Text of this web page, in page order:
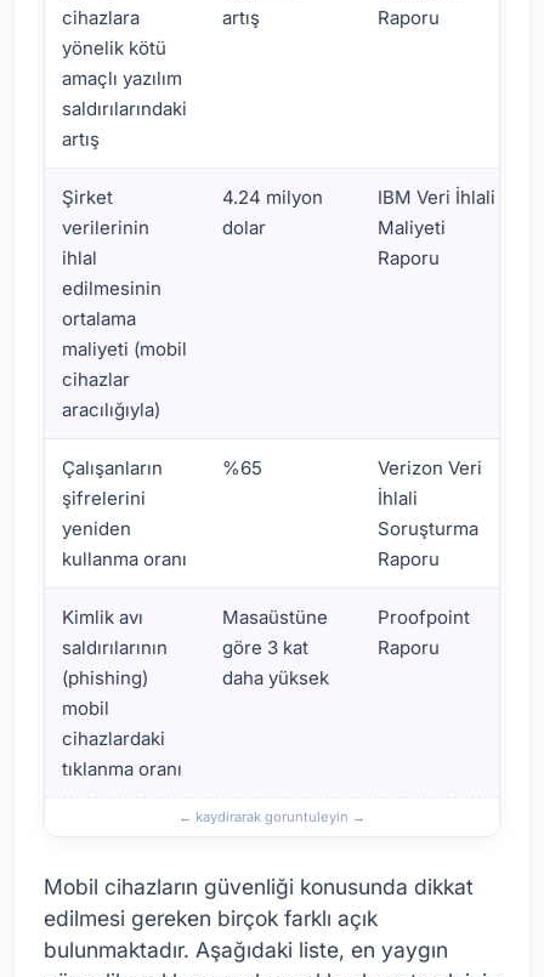
cihazlara
yönelik kötü
amaçlı yazılım
saldırılarındaki
artış
artış
Raporu
Şirket
verilerinin
ihlal
edilmesinin
ortalama
maliyeti (mobil
cihazlar
aracılığıyla)
4.24 milyon
dolar
IBM Veri İhlali
Maliyeti
Raporu
Çalışanların
şifrelerini
yeniden
kullanma oranı
%65
Verizon Veri
İhlali
Soruşturma
Raporu
Kimlik avı
saldırılarının
(phishing)
mobil
cihazlardaki
tıklanma oranı
Masaüstüne
göre 3 kat
daha yüksek
Proofpoint
Raporu
Mobil cihazların güvenliği konusunda dikkat
edilmesi gereken birçok farklı açık
bulunmaktadır. Aşağıdaki liste, en yaygın